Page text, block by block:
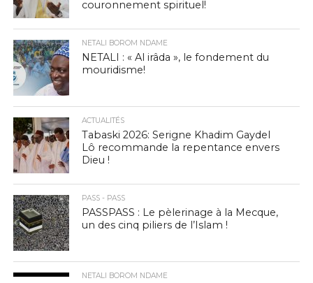
couronnement spirituel!
NETALI BOROM NDAME
NETALI : « Al irâda », le fondement du
mouridisme!
ACTUALITÉS
Tabaski 2026: Serigne Khadim Gaydel
Lô recommande la repentance envers
Dieu !
PASS - PASS
PASSPASS : Le pèlerinage à la Mecque,
un des cinq piliers de l’Islam !
NETALI BOROM NDAME